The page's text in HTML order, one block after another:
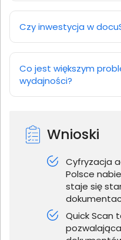
Czy inwestycja w
Co jest większym
wydajności?
Wnioski
Cyfryzacja
Polsce
staje się
Quick Scan